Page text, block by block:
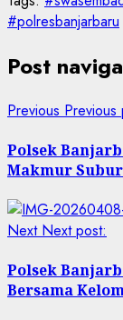
#polresbanjarbaru
Post
Previous Previous
Polsek
Makmur
Next Next post:
Polsek
Bersama